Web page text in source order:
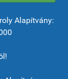
Alapítvány: